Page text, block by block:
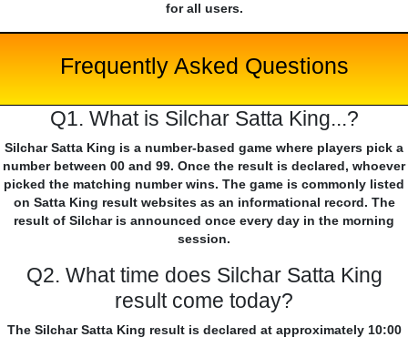
for all users.
Frequently Asked Questions
Q1. What is Silchar Satta King...?
Silchar Satta King is a number-based game where players pick a
number between 00 and 99. Once the result is declared, whoever
picked the matching number wins. The game is commonly listed
on Satta King result websites as an informational record. The
result of Silchar is announced once every day in the morning
session.
Q2. What time does Silchar Satta King
result come today?
The Silchar Satta King result is declared at approximately 10:00